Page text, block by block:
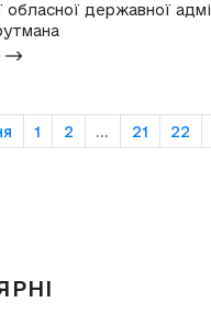
обласної державної
1 2 ... 21 22